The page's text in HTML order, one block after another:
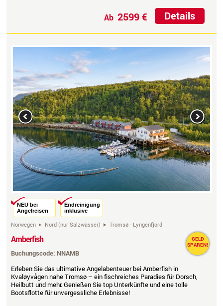
Details
Ab2599 €
Previous Next
NEU bei
Angelreisen
Endreinigung
inklusive
Norwegen Nord (nur Salzwasser) Tromsø - Lyngenfjord
GELD
SPAREN!
Amberfish
Buchungscode: NNAMB
Erleben Sie das ultimative Angelabenteuer bei Amberfish in
Kvaløyvågen nahe Tromsø – ein fischreiches Paradies für Dorsch,
Heilbutt und mehr. Genießen Sie top Unterkünfte und eine tolle
Bootsflotte für unvergessliche Erlebnisse!